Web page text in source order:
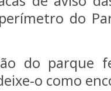
do
do parque
o como